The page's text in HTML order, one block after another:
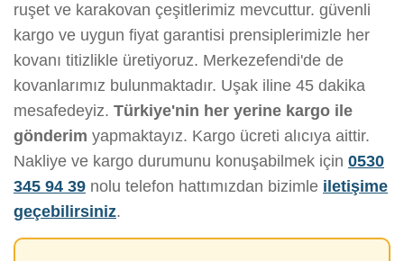
ruşet ve karakovan çeşitlerimiz mevcuttur. güvenli
kargo ve uygun fiyat garantisi prensiplerimizle her
kovanı titizlikle üretiyoruz. Merkezefendi'de de
kovanlarımız bulunmaktadır. Uşak iline 45 dakika
mesafedeyiz. Türkiye'nin her yerine kargo ile
gönderim yapmaktayız. Kargo ücreti alıcıya aittir.
Nakliye ve kargo durumunu konuşabilmek için 0530
345 94 39 nolu telefon hattımızdan bizimle iletişime
geçebilirsiniz.